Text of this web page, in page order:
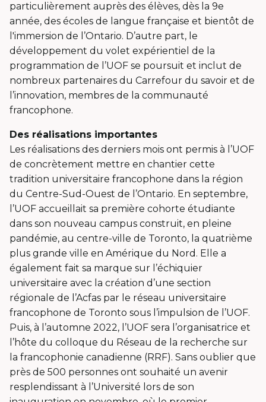
particulièrement auprès des élèves, dès la 9e
année, des écoles de langue française et bientôt de
l'immersion de l’Ontario. D’autre part, le
développement du volet expérientiel de la
programmation de l’UOF se poursuit et inclut de
nombreux partenaires du Carrefour du savoir et de
l’innovation, membres de la communauté
francophone.
Des réalisations importantes
Les réalisations des derniers mois ont permis à l’UOF
de concrètement mettre en chantier cette
tradition universitaire francophone dans la région
du Centre-Sud-Ouest de l’Ontario. En septembre,
l’UOF accueillait sa première cohorte étudiante
dans son nouveau campus construit, en pleine
pandémie, au centre-ville de Toronto, la quatrième
plus grande ville en Amérique du Nord. Elle a
également fait sa marque sur l’échiquier
universitaire avec la création d’une section
régionale de l’Acfas par le réseau universitaire
francophone de Toronto sous l’impulsion de l’UOF.
Puis, à l’automne 2022, l’UOF sera l’organisatrice et
l’hôte du colloque du Réseau de la recherche sur
la francophonie canadienne (RRF). Sans oublier que
près de 500 personnes ont souhaité un avenir
resplendissant à l’Université lors de son